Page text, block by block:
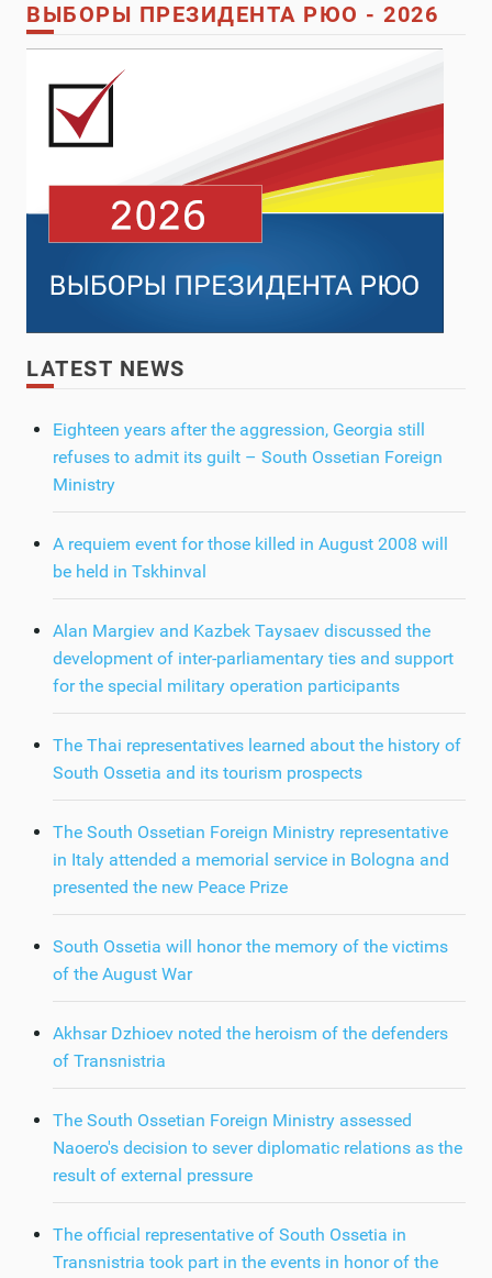
ВЫБОРЫ ПРЕЗИДЕНТА РЮО - 2026
LATEST NEWS
Eighteen years after the aggression, Georgia still
refuses to admit its guilt – South Ossetian Foreign
Ministry
A requiem event for those killed in August 2008 will
be held in Tskhinval
Alan Margiev and Kazbek Taysaev discussed the
development of inter-parliamentary ties and support
for the special military operation participants
The Thai representatives learned about the history of
South Ossetia and its tourism prospects
The South Ossetian Foreign Ministry representative
in Italy attended a memorial service in Bologna and
presented the new Peace Prize
South Ossetia will honor the memory of the victims
of the August War
Akhsar Dzhioev noted the heroism of the defenders
of Transnistria
The South Ossetian Foreign Ministry assessed
Naoero's decision to sever diplomatic relations as the
result of external pressure
The official representative of South Ossetia in
Transnistria took part in the events in honor of the